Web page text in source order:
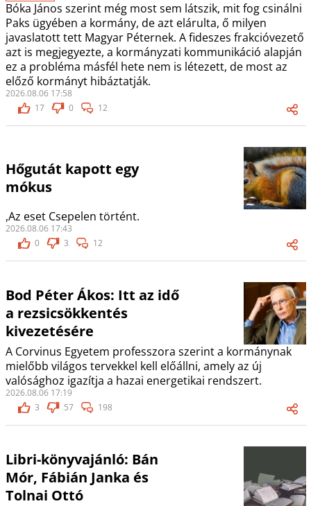
Bóka János szerint még most sem látszik, mit fog csinálni
Paks ügyében a kormány, de azt elárulta, ő milyen
javaslatott tett Magyar Péternek. A fideszes frakcióvezető
azt is megjegyezte, a kormányzati kommunikáció alapján
ez a probléma másfél hete nem is létezett, de most az
előző kormányt hibáztatják.
2026.08.06 17:58
17
0 12
Hőgutát kapott egy
mókus
,Az eset Csepelen történt.
2026.08.06 17:43
0
3 12
Bod Péter Ákos: Itt az idő
a rezsicsökkentés
kivezetésére
A Corvinus Egyetem professzora szerint a kormánynak
mielőbb világos tervekkel kell előállni, amely az új
valósághoz igazítja a hazai energetikai rendszert.
2026.08.06 17:19
3
57 198
Libri-könyvajánló: Bán
Mór, Fábián Janka és
Tolnai Ottó